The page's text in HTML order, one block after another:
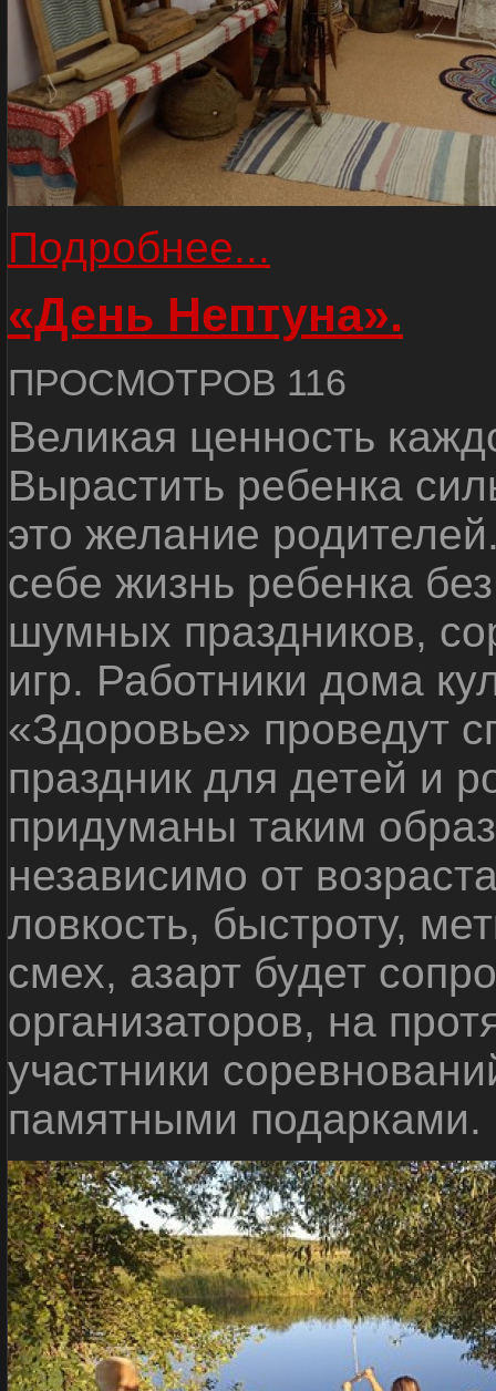
Подробнее...
«День Нептуна».
ПРОСМОТРОВ 116
Великая ценность
Вырастить ребенка
это желание
себе жизнь ребенка
шумных праздников,
игр. Работники дома
«Здоровье» проведут
праздник для детей и
придуманы таким
независимо от
ловкость, быстроту,
смех, азарт будет
организаторов, на
участники
памятными подарками.